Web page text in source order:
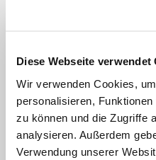
Diese Webseite verwendet
Wir verwenden Cookies,
personalisieren,
zu können und die Zugriffe
analysieren. Außerdem
Verwendung unserer
Verheiratete und
eine Veränderung
Kirche gerade in
Befürwortern von
entschiedene